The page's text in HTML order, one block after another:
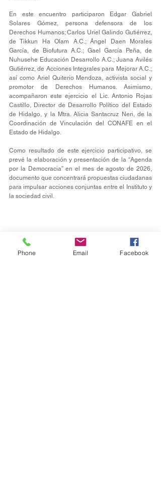
En este encuentro participaron Edgar Gabriel
Solares Gómez, persona defensora de los
Derechos Humanos; Carlos Uriel Galindo Gutiérrez,
de Tikkun Ha Olam A.C.; Ángel Daen Morales
García, de Biofutura A.C.; Gael García Peña, de
Nuhusehe Educación Desarrollo A.C.; Juana Avilés
Gutiérrez, de Acciones Integrales para Mejorar A.C.;
así como Ariel Quiterio Mendoza, activista social y
promotor de Derechos Humanos. Asimismo,
acompañaron este ejercicio el Lic. Antonio Rojas
Castillo, Director de Desarrollo Político del Estado
de Hidalgo, y la Mtra. Alicia Santacruz Neri, de la
Coordinación de Vinculación del CONAFE en el
Estado de Hidalgo.
Como resultado de este ejercicio participativo, se
prevé la elaboración y presentación de la “Agenda
por la Democracia” en el mes de agosto de 2026,
documento que concentrará propuestas ciudadanas
para impulsar acciones conjuntas entre el Instituto y
la sociedad civil.
Phone Email Facebook